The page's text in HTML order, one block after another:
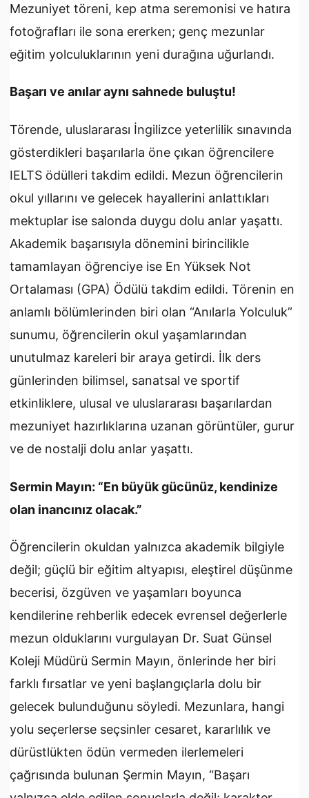
Mezuniyet töreni, kep atma seremonisi ve hatıra
fotoğrafları ile sona ererken; genç mezunlar
eğitim yolculuklarının yeni durağına uğurlandı.
Başarı ve anılar aynı sahnede buluştu!
Törende, uluslararası İngilizce yeterlilik sınavında
gösterdikleri başarılarla öne çıkan öğrencilere
IELTS ödülleri takdim edildi. Mezun öğrencilerin
okul yıllarını ve gelecek hayallerini anlattıkları
mektuplar ise salonda duygu dolu anlar yaşattı.
Akademik başarısıyla dönemini birincilikle
tamamlayan öğrenciye ise En Yüksek Not
Ortalaması (GPA) Ödülü takdim edildi. Törenin en
anlamlı bölümlerinden biri olan “Anılarla Yolculuk”
sunumu, öğrencilerin okul yaşamlarından
unutulmaz kareleri bir araya getirdi. İlk ders
günlerinden bilimsel, sanatsal ve sportif
etkinliklere, ulusal ve uluslararası başarılardan
mezuniyet hazırlıklarına uzanan görüntüler, gurur
ve de nostalji dolu anlar yaşattı.
Sermin Mayın: “En büyük gücünüz, kendinize
olan inancınız olacak.”
Öğrencilerin okuldan yalnızca akademik bilgiyle
değil; güçlü bir eğitim altyapısı, eleştirel düşünme
becerisi, özgüven ve yaşamları boyunca
kendilerine rehberlik edecek evrensel değerlerle
mezun olduklarını vurgulayan Dr. Suat Günsel
Koleji Müdürü Sermin Mayın, önlerinde her biri
farklı fırsatlar ve yeni başlangıçlarla dolu bir
gelecek bulunduğunu söyledi. Mezunlara, hangi
yolu seçerlerse seçsinler cesaret, kararlılık ve
dürüstlükten ödün vermeden ilerlemeleri
çağrısında bulunan Şermin Mayın, “Başarı